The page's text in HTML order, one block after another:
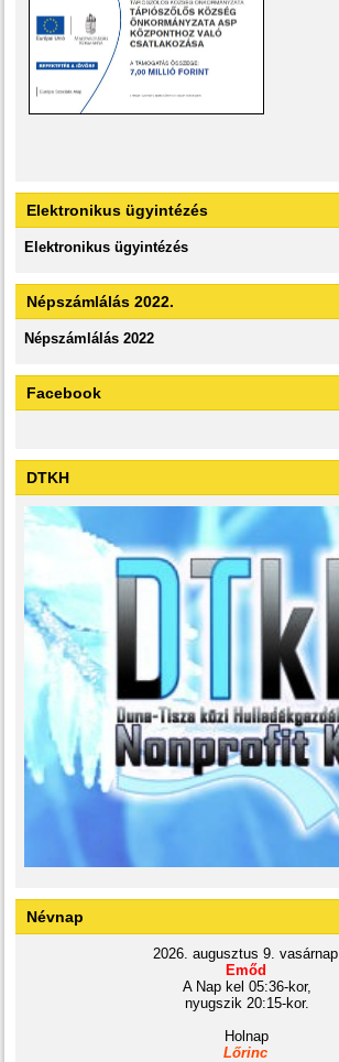
Elektronikus ügyintézés
Elektronikus ügyintézés
Népszámlálás 2022.
Népszámlálás 2022
Facebook
DTKH
Névnap
2026. augusztus 9. vasárnap
Emőd
A Nap kel 05:36-kor,
nyugszik 20:15-kor.
Holnap
Lőrinc